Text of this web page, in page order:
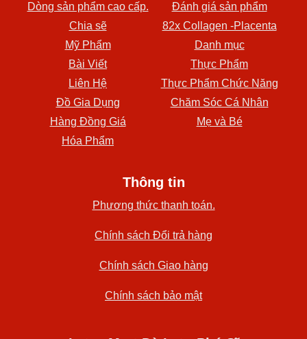
Dòng sản phẩm cao cấp.
Đánh giá sản phẩm
Chia sẽ
82x Collagen -Placenta
Mỹ Phẩm
Danh mục
Bài Viết
Thực Phẩm
Liên Hệ
Thực Phẩm Chức Năng
Đồ Gia Dụng
Chăm Sóc Cá Nhân
Hàng Đồng Giá
Mẹ và Bé
Hóa Phẩm
Thông tin
Phương thức thanh toán.
Chính sách Đổi trả hàng
Chính sách Giao hàng
Chính sách bảo mật